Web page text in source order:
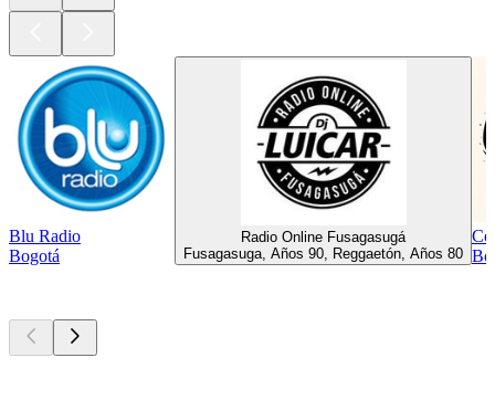
Blu Radio
Bogotá
Radio Online Fusagasugá
Fusagasuga, Años 90, Reggaetón, Años 80